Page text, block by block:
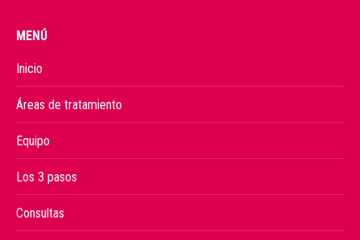
MENÚ
Inicio
Áreas de tratamiento
Equipo
Los 3 pasos
Consultas